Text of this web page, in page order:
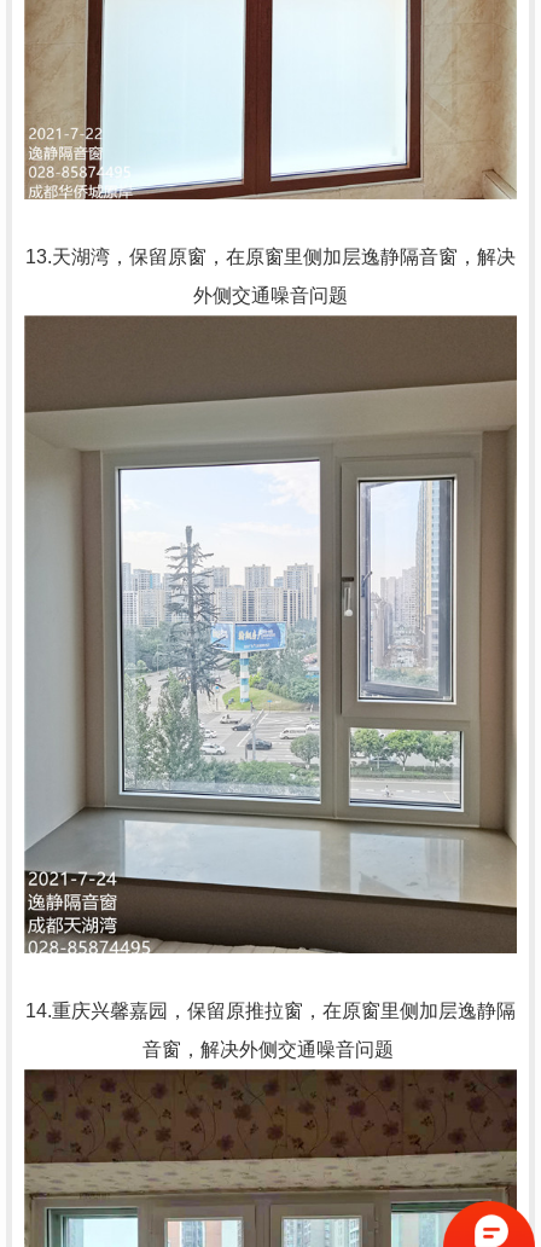
13.天湖湾，保留原窗，在原窗里侧加层逸静隔音窗，解决
外侧交通噪音问题
14.重庆兴馨嘉园，保留原推拉窗，在原窗里侧加层逸静隔
音窗，解决外侧交通噪音问题